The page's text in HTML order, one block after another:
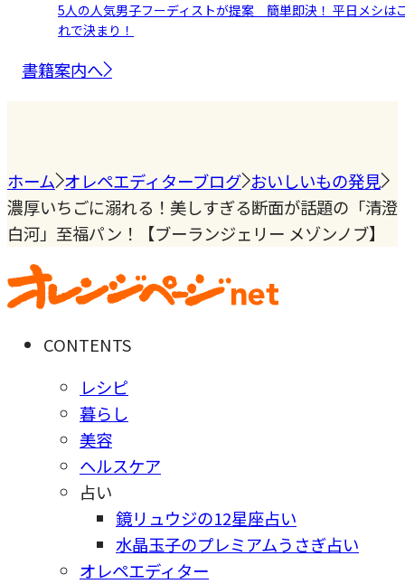
5人の人気男子フーディストが提案 簡単即決！ 平日メシは
れで決まり！
書籍案内へ
ホーム オレペエディターブログ おいしいもの発見
濃厚いちごに溺れる！美しすぎる断面が話題の「清澄
白河」至福パン！【ブーランジェリー メゾンノブ】
CONTENTS
レシピ
暮らし
美容
ヘルスケア
占い
鏡リュウジの12星座占い
水晶玉子のプレミアムうさぎ占い
オレペエディター